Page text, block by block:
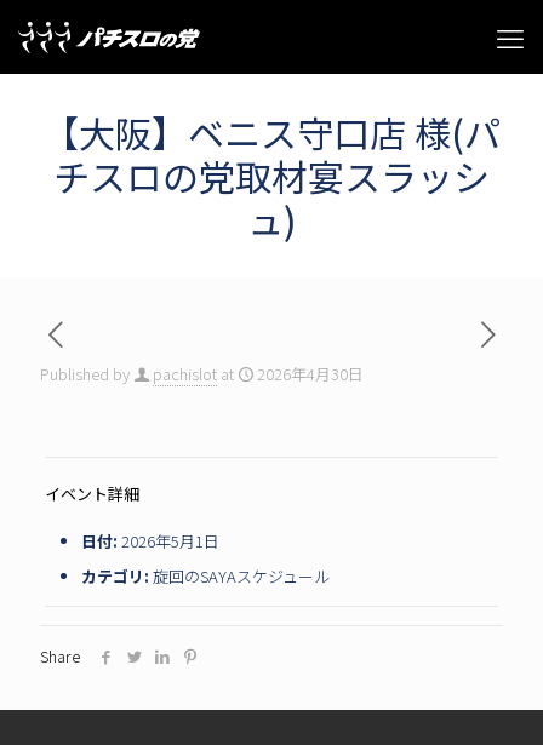
【大阪】ベニス守口店 様(パ
チスロの党取材宴スラッシ
ュ)
Published by pachislot at 2026年4月30日
イベント詳細
日付: 2026年5月1日
カテゴリ: 旋回のSAYAスケジュール
Share